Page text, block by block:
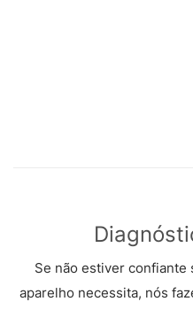
Se não estiver confiante
aparelho necessita, nós